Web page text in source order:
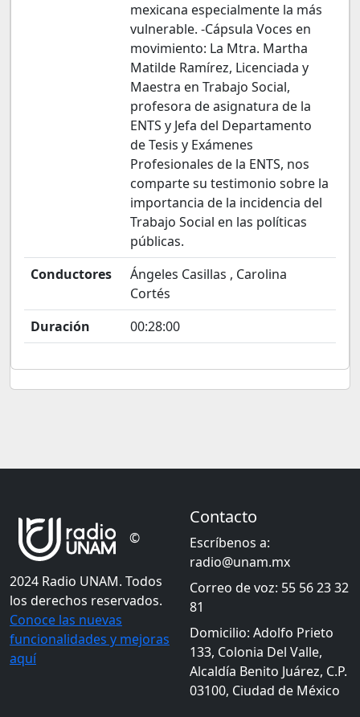
mexicana especialmente la más
vulnerable. -Cápsula Voces en
movimiento: La Mtra. Martha
Matilde Ramírez, Licenciada y
Maestra en Trabajo Social,
profesora de asignatura de la
ENTS y Jefa del Departamento
de Tesis y Exámenes
Profesionales de la ENTS, nos
comparte su testimonio sobre la
importancia de la incidencia del
Trabajo Social en las políticas
públicas.
Conductores
Ángeles Casillas , Carolina
Cortés
Duración
00:28:00
©
2024 Radio UNAM. Todos
los derechos reservados.
Conoce las nuevas
funcionalidades y mejoras
aquí
Contacto
Escríbenos a:
radio@unam.mx
Correo de voz: 55 56 23 32
81
Domicilio: Adolfo Prieto
133, Colonia Del Valle,
Alcaldía Benito Juárez, C.P.
03100, Ciudad de México